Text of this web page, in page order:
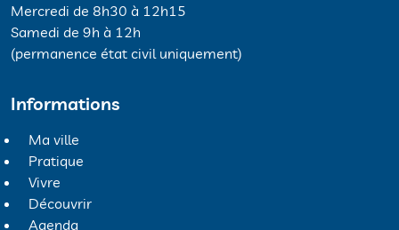
Mercredi de 8h30 à 12h15
Samedi de 9h à 12h
(permanence état civil uniquement)
Informations
Ma ville
Pratique
Vivre
Découvrir
Agenda